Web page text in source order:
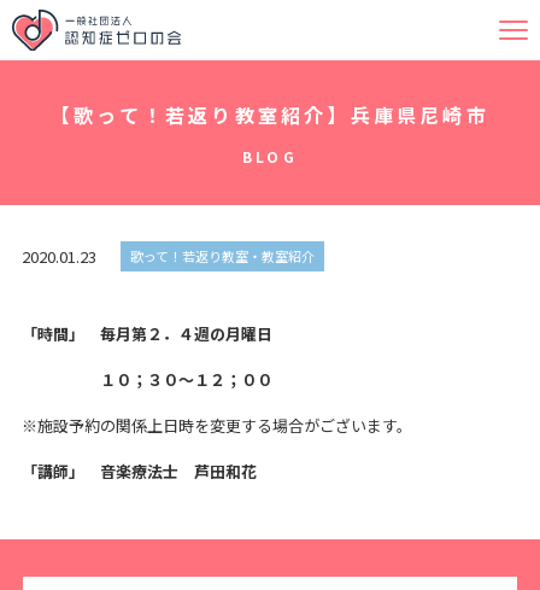
【歌って！若返り教室紹介】兵庫県尼崎市
BLOG
2020.01.23 歌って！若返り教室・教室紹介
「時間」 毎月第２．４週の月曜日
１０；３０～１２；００
※施設予約の関係上日時を変更する場合がございます。
「講師」 音楽療法士 芦田和花